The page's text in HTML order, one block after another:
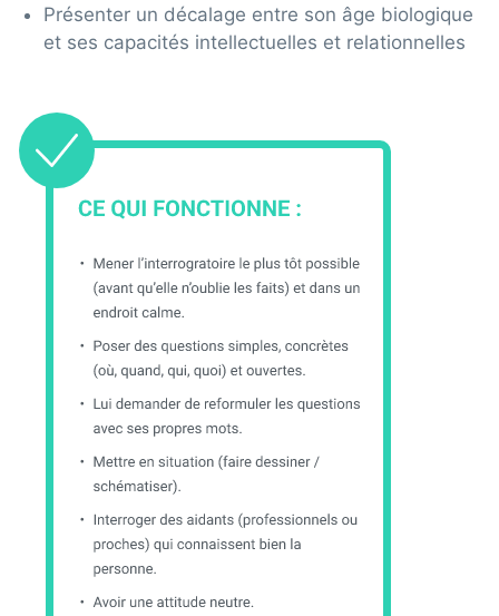
Présenter un décalage entre son âge biologique
et ses capacités intellectuelles et relationnelles